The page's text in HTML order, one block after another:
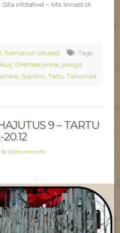
infotahvel – Mis linnast oli
, Toimunud üritused
Tags:
, Orienteerumine, perega
, Supilinn, Tartu, Tartumaa
9 – TARTU
20.12
by Seiklusminister